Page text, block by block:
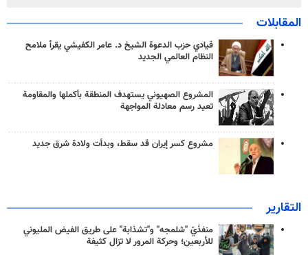
المقابلات
قيادي حزب الدعوة الشيخ د. عامر الكفيشي يقرأ ملامح
النظام العالمي الجديد
المشروع الصهيوني يستهدف المنطقة بأكملها والمقاومة
تعيد رسم معادلة المواجهة
مشروع كسر إيران قد سقط، وبدأت ولادة شرق جديد
التقارير
منفذَيّ "شلمجه" و"تشذابة" على طريق الفيض المليوني
للأربعين؛ وحركة المرور لا تزال كثيفة